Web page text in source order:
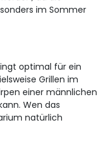
im Sommer
optimal für ein
Grillen im
einer männlichen
Wen das
natürlich